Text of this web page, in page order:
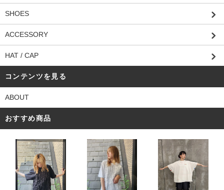
SHOES
ACCESSORY
HAT / CAP
コンテンツを見る
ABOUT
おすすめ商品